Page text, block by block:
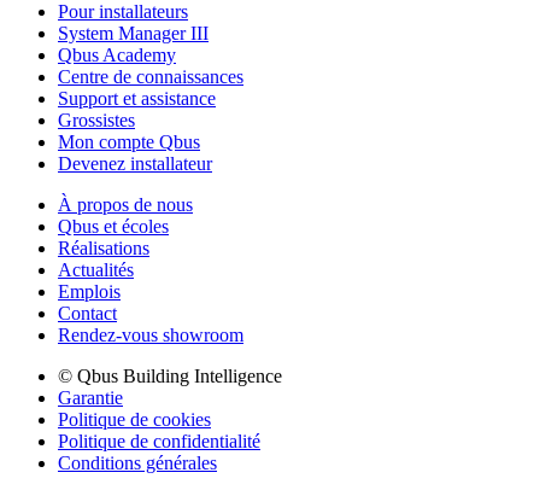
Pour installateurs
System Manager III
Qbus Academy
Centre de connaissances
Support et assistance
Grossistes
Mon compte Qbus
Devenez installateur
À propos de nous
Qbus et écoles
Réalisations
Actualités
Emplois
Contact
Rendez-vous showroom
© Qbus Building Intelligence
Garantie
Politique de cookies
Politique de confidentialité
Conditions générales